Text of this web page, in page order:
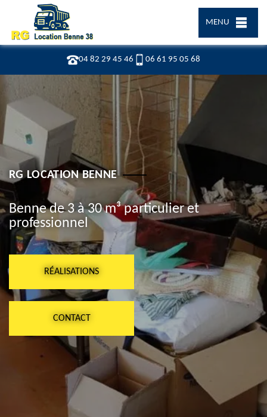
04 82 29 45 46 06 61 95 05 68
MENU
RG LOCATION BENNE
Benne de 3 à 30 m³ particulier et
professionnel
RÉALISATIONS
CONTACT